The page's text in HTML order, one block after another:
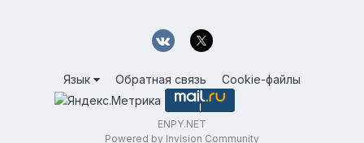
Язык Обратная связь Cookie-файлы
ENPY.NET
Powered by Invision Community